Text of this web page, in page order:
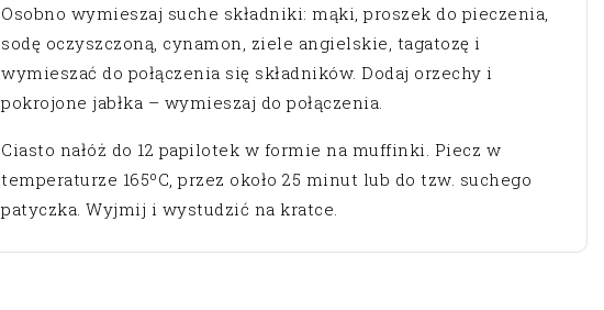
Osobno wymieszaj suche składniki: mąki, proszek do pieczenia,
sodę oczyszczoną, cynamon, ziele angielskie, tagatozę i
wymieszać do połączenia się składników. Dodaj orzechy i
pokrojone jabłka – wymieszaj do połączenia.
Ciasto nałóż do 12 papilotek w formie na muffinki. Piecz w
temperaturze 165ºC, przez około 25 minut lub do tzw. suchego
patyczka. Wyjmij i wystudzić na kratce.